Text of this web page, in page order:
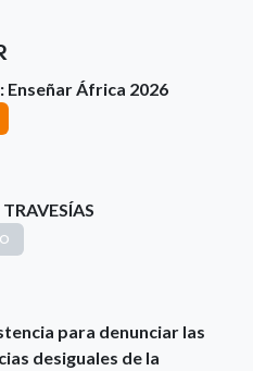
Enseñar África 2026
para denunciar las
desiguales de la